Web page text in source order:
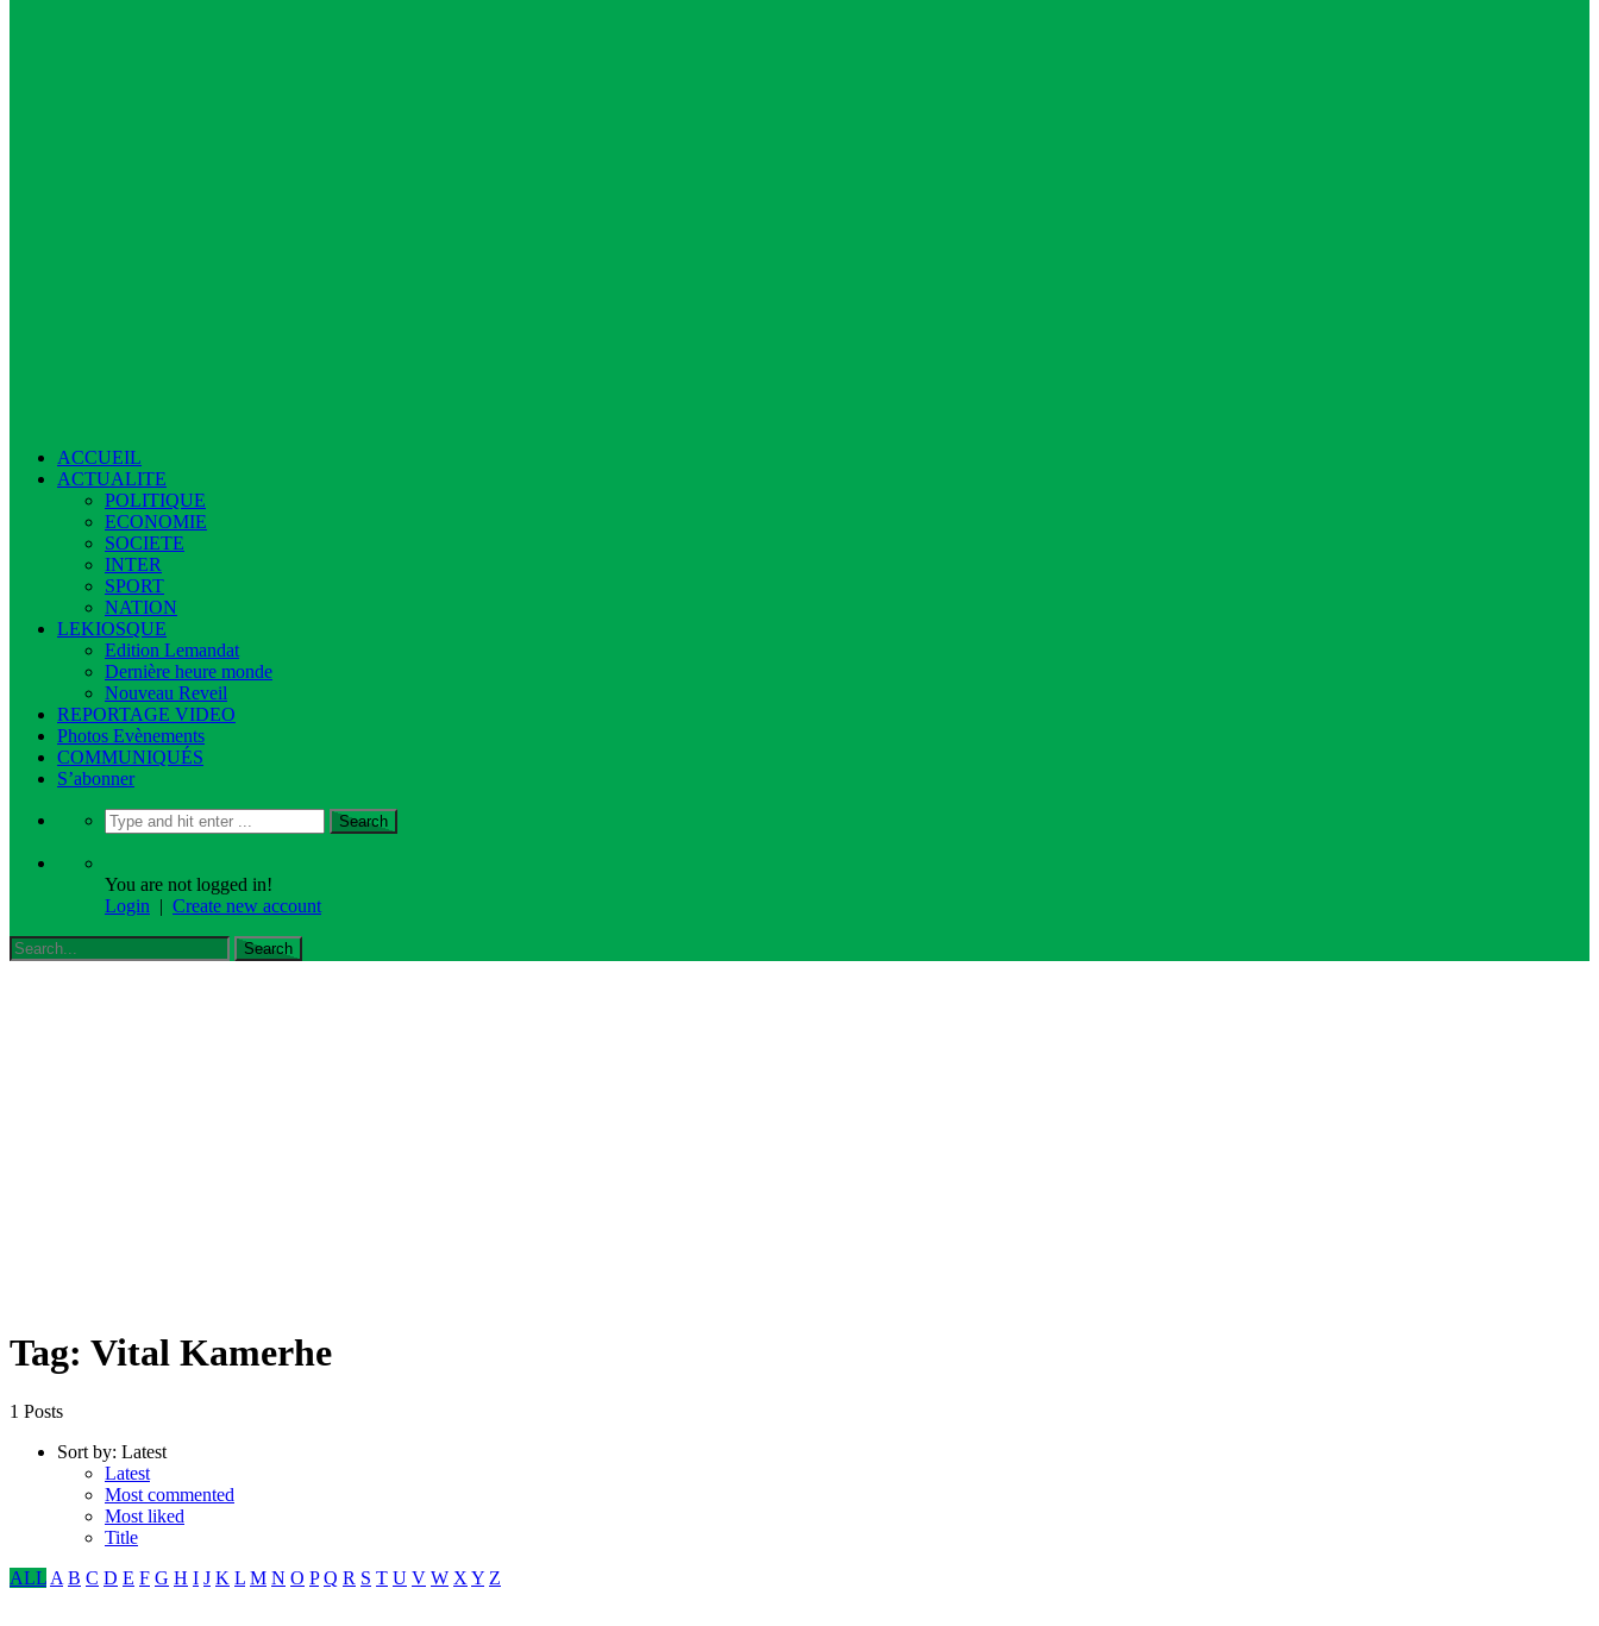
ACCUEIL
ACTUALITE
POLITIQUE
ECONOMIE
SOCIETE
INTER
SPORT
NATION
LEKIOSQUE
Edition Lemandat
Dernière heure monde
Nouveau Reveil
REPORTAGE VIDEO
Photos Evènements
COMMUNIQUÉS
S’abonner
You are not logged in!
Login | Create new account
Tag: Vital Kamerhe
1 Posts
Sort by: Latest
Latest
Most commented
Most liked
Title
ALL A B C D E F G H I J K L M N O P Q R S T U V W X Y Z